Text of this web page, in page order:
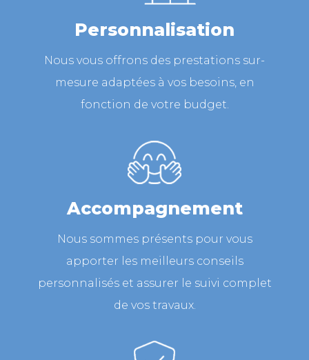
Personnalisation
Nous vous offrons des prestations sur-
mesure adaptées à vos besoins, en
fonction de votre budget.
Accompagnement
Nous sommes présents pour vous
apporter les meilleurs conseils
personnalisés et assurer le suivi complet
de vos travaux.